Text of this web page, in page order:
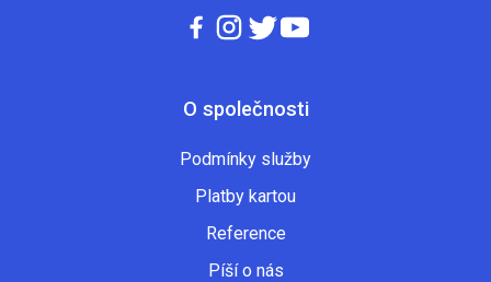
O společnosti
Podmínky služby
Platby kartou
Reference
Píší o nás